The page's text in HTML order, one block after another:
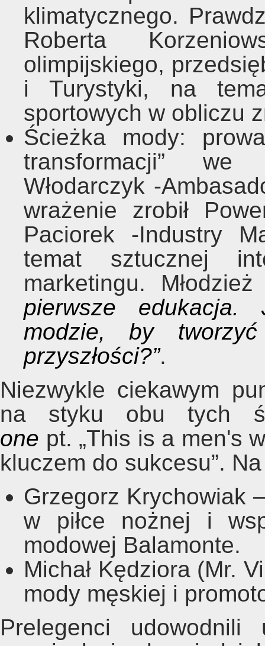
klimatycznego.
Roberta
olimpijskiego,
i Turystyki, na
sportowych w obliczu
Ścieżka mody:
transformacji” we
Włodarczyk -
wrażenie zrobił
Paciorek -Industry
temat sztucznej
marketingu.
pierwsze
modzie, by tworzyć
przyszłości?”.
Niezwykle ciekawym
na styku obu tych
one pt. „This is a men's
kluczem do sukcesu”.
Grzegorz Krychowiak
w piłce nożnej i
modowej Balamonte.
Michał Kędziora (Mr.
mody męskiej i
Prelegenci